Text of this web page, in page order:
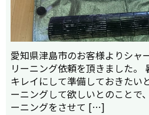
愛知県津島市のお客様よりシャ
リーニング依頼を頂きました。
キレイにして準備しておきたい
ーニングして欲しいとのことで
ーニングをさせて […]